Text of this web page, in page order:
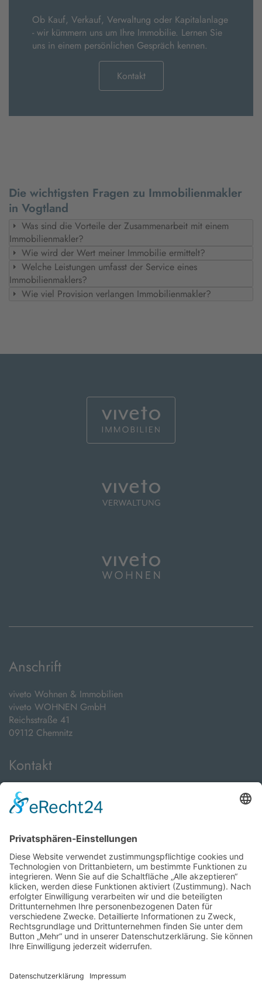
Ob Kauf, Verkauf, Verwaltung oder Kapitalanlage
- wir kümmern uns um Ihre Immobilie. Lernen Sie
uns in einem persönlichen Gespräch kennen.
Kontakt
Die wichtigsten Fragen zu Immobilienmakler
in Vogtland
Was sind die Vorteile der Zusammenarbeit mit einem
Immobilienmakler?
Wie wird der Wert meiner Immobilie ermittelt?
Welche Leistungen umfasst der Service eines
Immobilienmaklers?
Wie viel Provision verlangen Immobilienmakler?
Anschrift
viveto Wohnen & Immobilien
viveto WOHNEN GmbH
Reichsstraße 41
09112 Chemnitz
Kontakt
Telefon:
+49 371 24089000
info@viveto-immobilien.de
Öffnungszeiten
Montag bis Freitag:
08:00 Uhr - 18:00 Uhr
sowie nach Vereinbarung